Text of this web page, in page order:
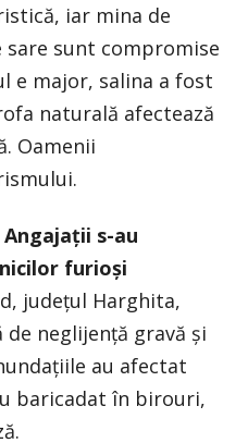
iar mina de
sunt compromise
e major, salina a fost
naturală afectează
Oamenii
s-au
furioși
județul Harghita,
neglijență gravă și
au afectat
baricadat în birouri,